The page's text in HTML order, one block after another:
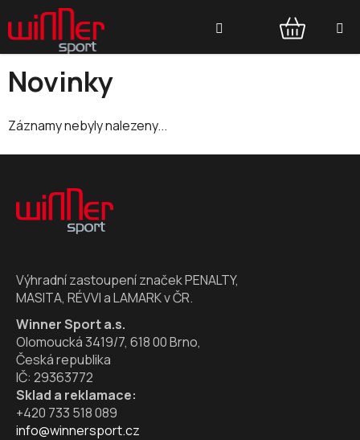
na
obsah
NÁKUPNÍ
Novinky
Záznamy nebyly nalezeny...
Z
Výhradní zastoupení značek PENALTY,
MASITA, RÉVVI a LAMARK v ČR.
Winner Sport a.s.
Olomoucká 3419/7, 618 00 Brno,
Česká republika
IČ: 29363772
Sklad a reklamace:
+420 733 518 089
info@winnersport.cz